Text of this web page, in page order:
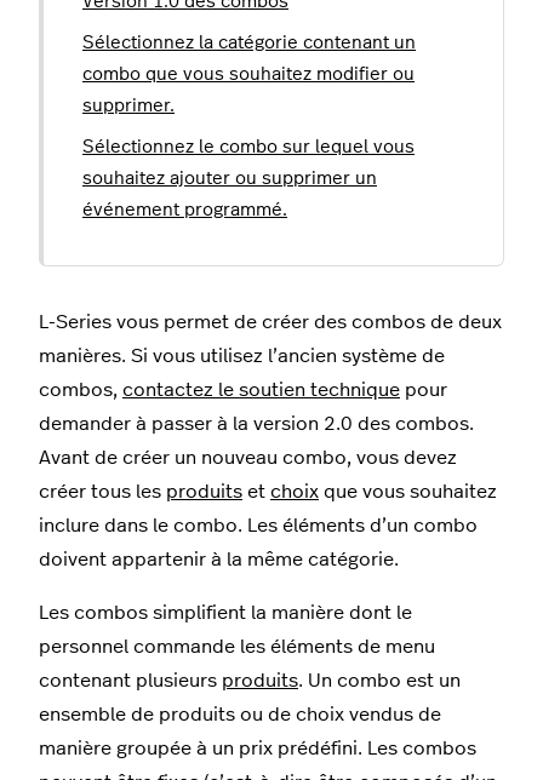
Sélectionnez la catégorie contenant un
combo que vous souhaitez modifier ou
supprimer.
Sélectionnez le combo sur lequel vous
souhaitez ajouter ou supprimer un
événement programmé.
L-Series vous permet de créer des combos de deux
manières. Si vous utilisez l’ancien système de
combos, contactez le soutien technique pour
demander à passer à la version 2.0 des combos.
Avant de créer un nouveau combo, vous devez
créer tous les produits et choix que vous souhaitez
inclure dans le combo. Les éléments d’un combo
doivent appartenir à la même catégorie.
Les combos simplifient la manière dont le
personnel commande les éléments de menu
contenant plusieurs produits. Un combo est un
ensemble de produits ou de choix vendus de
manière groupée à un prix prédéfini. Les combos